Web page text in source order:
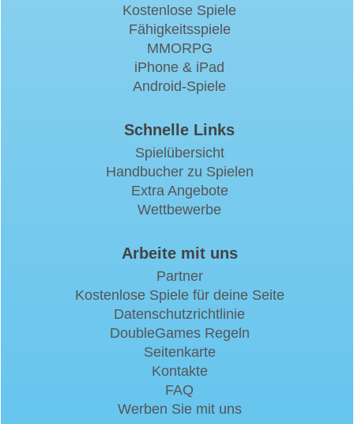
Kostenlose Spiele
Fähigkeitsspiele
MMORPG
iPhone & iPad
Android-Spiele
Schnelle Links
Spielübersicht
Handbucher zu Spielen
Extra Angebote
Wettbewerbe
Arbeite mit uns
Partner
Kostenlose Spiele für deine Seite
Datenschutzrichtlinie
DoubleGames Regeln
Seitenkarte
Kontakte
FAQ
Werben Sie mit uns